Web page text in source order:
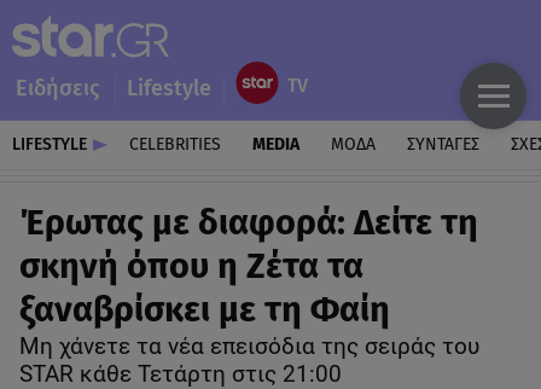
Ειδήσεις Lifestyle
LIFESTYLE CELEBRITIES MEDIA ΜΟΔΑ ΣΥΝΤΑΓΕΣ
Έρωτας με διαφορά: Δείτε τη
σκηνή όπου η Ζέτα τα
ξαναβρίσκει με τη Φαίη
Μη χάνετε τα νέα επεισόδια της σειράς του
STAR κάθε Τετάρτη στις 21:00